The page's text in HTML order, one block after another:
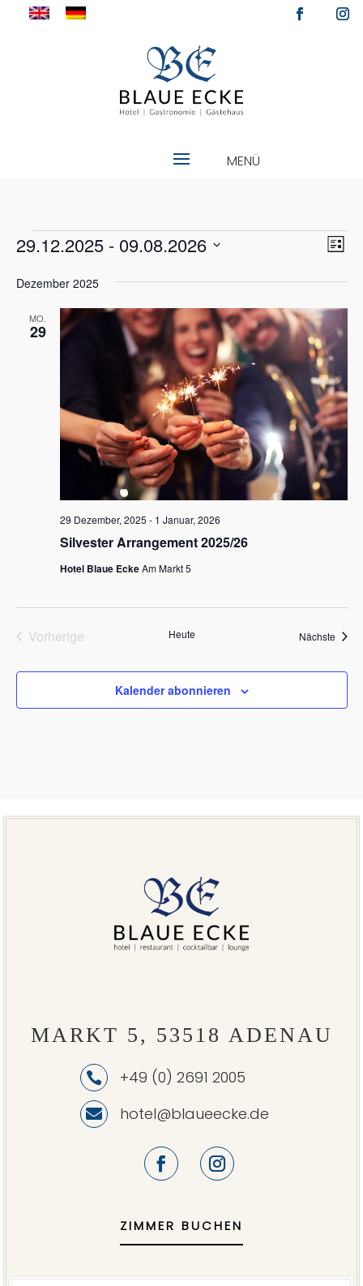
Veranstaltungen Liste
29.12.2025 - 09.08.2026
wählen.
Dezember 2025
MO.
29
Silvester Arrangement 2025/26
29 Dezember, 2025 - 1 Januar, 2026
Hotel Blaue EckeAm Markt 5
Vorherige
Heute Nächste
Kalender abonnieren
MARKT 5, 53518 ADENAU
 +49 (0) 2691 2005
 hotel@blaueecke.de
ZIMMER BUCHEN